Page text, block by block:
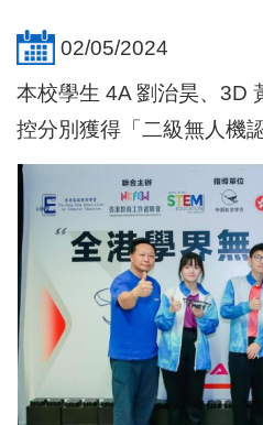
02/05/2024
本校學生 4A 劉治昊、3D
控分別獲得「二級無人機